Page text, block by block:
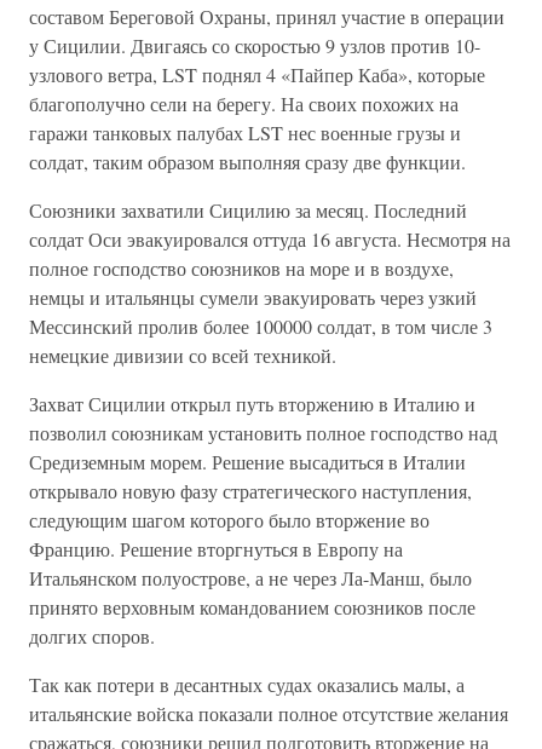
составом Береговой Охраны, принял участие в операции
у Сицилии. Двигаясь со скоростью 9 узлов против 10-
узлового ветра, LST поднял 4 «Пайпер Каба», которые
благополучно сели на берегу. На своих похожих на
гаражи танковых палубах LST нес военные грузы и
солдат, таким образом выполняя сразу две функции.
Союзники захватили Сицилию за месяц. Последний
солдат Оси эвакуировался оттуда 16 августа. Несмотря на
полное господство союзников на море и в воздухе,
немцы и итальянцы сумели эвакуировать через узкий
Мессинский пролив более 100000 солдат, в том числе 3
немецкие дивизии со всей техникой.
Захват Сицилии открыл путь вторжению в Италию и
позволил союзникам установить полное господство над
Средиземным морем. Решение высадиться в Италии
открывало новую фазу стратегического наступления,
следующим шагом которого было вторжение во
Францию. Решение вторгнуться в Европу на
Итальянском полуострове, а не через Ла-Манш, было
принято верховным командованием союзников после
долгих споров.
Так как потери в десантных судах оказались малы, а
итальянские войска показали полное отсутствие желания
сражаться, союзники решил подготовить вторжение на